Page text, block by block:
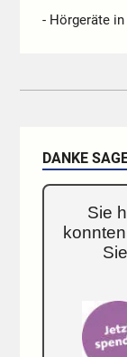
- Hörgeräte
DANKE
Sie